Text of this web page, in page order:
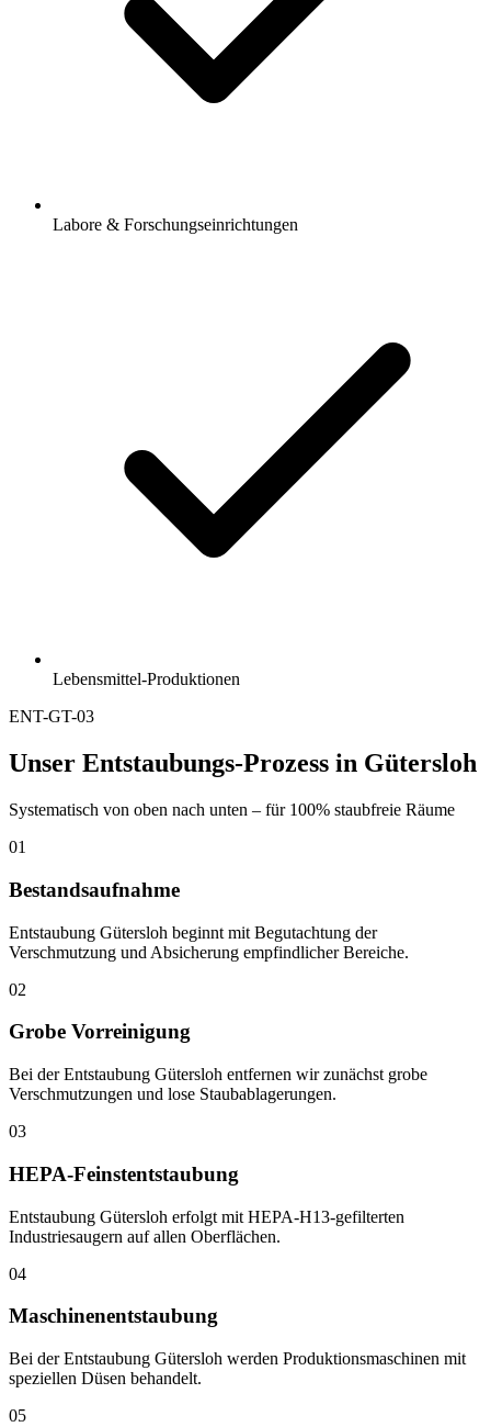
Labore & Forschungseinrichtungen
Lebensmittel-Produktionen
ENT-GT-03
Unser Entstaubungs-Prozess in Gütersloh
Systematisch von oben nach unten – für 100% staubfreie Räume
01
Bestandsaufnahme
Entstaubung Gütersloh beginnt mit Begutachtung der
Verschmutzung und Absicherung empfindlicher Bereiche.
02
Grobe Vorreinigung
Bei der Entstaubung Gütersloh entfernen wir zunächst grobe
Verschmutzungen und lose Staubablagerungen.
03
HEPA-Feinstentstaubung
Entstaubung Gütersloh erfolgt mit HEPA-H13-gefilterten
Industriesaugern auf allen Oberflächen.
04
Maschinenentstaubung
Bei der Entstaubung Gütersloh werden Produktionsmaschinen mit
speziellen Düsen behandelt.
05